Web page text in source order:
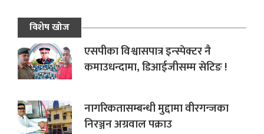
विशेष खोज
एसपीका विश्वासपात्र इन्स्पेक्टर नै
कमाउधन्दामा, डिआईजीसम्म सेटिङ !
नागरिकतासम्बन्धी मुद्दामा वीरगन्जका
निरञ्जन अग्रवाल पक्राउ